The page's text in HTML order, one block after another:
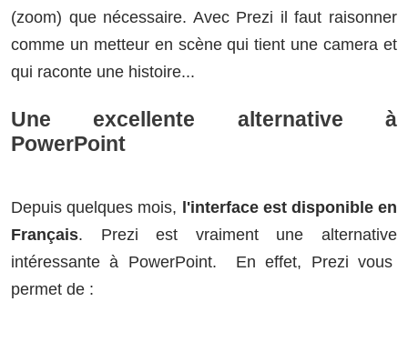
(zoom) que nécessaire. Avec Prezi il faut raisonner
comme un metteur en scène qui tient une camera et
qui raconte une histoire...
Une excellente alternative à
PowerPoint
Depuis quelques mois, l'interface est disponible en
Français. Prezi est vraiment une alternative
intéressante à PowerPoint. En effet, Prezi vous
permet de :